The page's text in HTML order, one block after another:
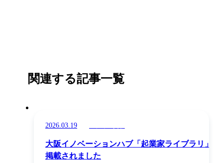
関連する記事一覧
2026.03.19
大阪イノベーションハブ「起業家ライブラリ」に
掲載されました